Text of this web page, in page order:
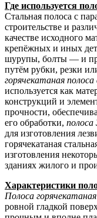
Где используется
Стальная полоса с
строительстве и
качестве исходного
крепёжных и иных
шурупы, болты — и
путём рубки, резки
горячекатаная
используется как
конструкций и
прочности,
его обработки, полоса
для изготовления
горячекатаная
изготовления
зданиях жилого и
Характеристики
Полоса
ровной гладкой